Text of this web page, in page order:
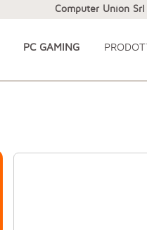
Computer Union Srl
PC GAMING